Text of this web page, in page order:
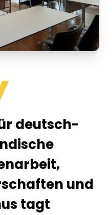
deutsch-
und
tagt